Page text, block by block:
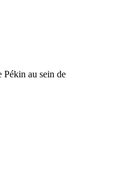
Pékin au sein de